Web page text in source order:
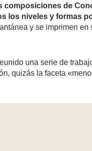
composiciones de
los niveles y formas
y se imprimen en
una serie de
quizás la faceta